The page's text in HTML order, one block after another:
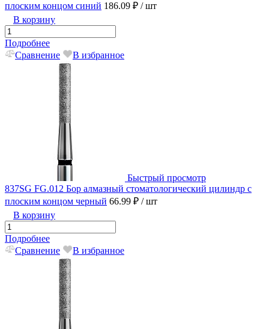
плоским концом синий 186.09 ₽ / шт
В корзину
Подробнее
Сравнение
В избранное
Быстрый просмотр
837SG FG.012 Бор алмазный стоматологический цилиндр с
плоским концом черный 66.99 ₽ / шт
В корзину
Подробнее
Сравнение
В избранное